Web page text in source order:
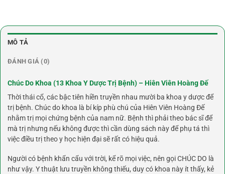
MÔ TẢ
ĐÁNH GIÁ (0)
Chúc Do Khoa (13 Khoa Y Dược Trị Bệnh) – Hiên Viên Hoàng Đế
Thời thái cổ, các bậc tiên hiền truyền nhau mười ba khoa y dược để
trị bệnh. Chúc do khoa là bí kíp phù chú của Hiên Viên Hoàng Đế
nhằm trị mọi chứng bệnh của nam nữ. Bệnh thì phải theo bác sĩ để
mà trị nhưng nếu không được thì cần dùng sách này để phụ tá thì
việc điều trị theo y học hiện đại sẽ rất có hiệu quả.
Người có bệnh khẩn cẩu với trời, kể rõ mọi việc, nên gọi CHÚC DO là
như vậy. Y thuật lưu truyền không thiếu, duy có khoa này ít thấy, kẻ